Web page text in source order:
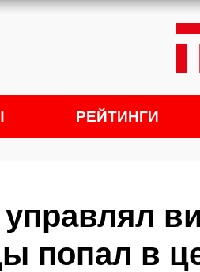
РЕЙТИНГИ
попал в